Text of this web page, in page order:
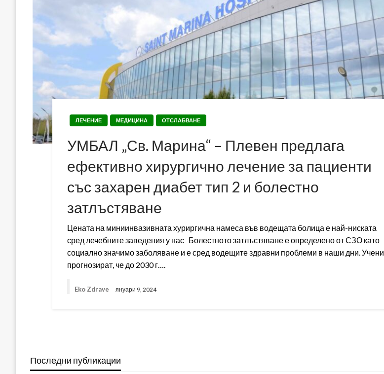
ЛЕЧЕНИЕ МЕДИЦИНА ОТСЛАБВАНЕ
УМБАЛ „Св. Марина“ – Плевен предлага
ефективно хирургично лечение за пациенти
със захарен диабет тип 2 и болестно
затлъстяване
Цената на миниинвазивната хуриргична намеса във водещата болица е най-ниската
сред лечебните заведения у нас Болестното затлъстяване е определено от СЗО като
социално значимо заболяване и е сред водещите здравни проблеми в наши дни. Учени
прогнозират, че до 2030 г….
Eko Zdrave януари 9, 2024
Последни публикации